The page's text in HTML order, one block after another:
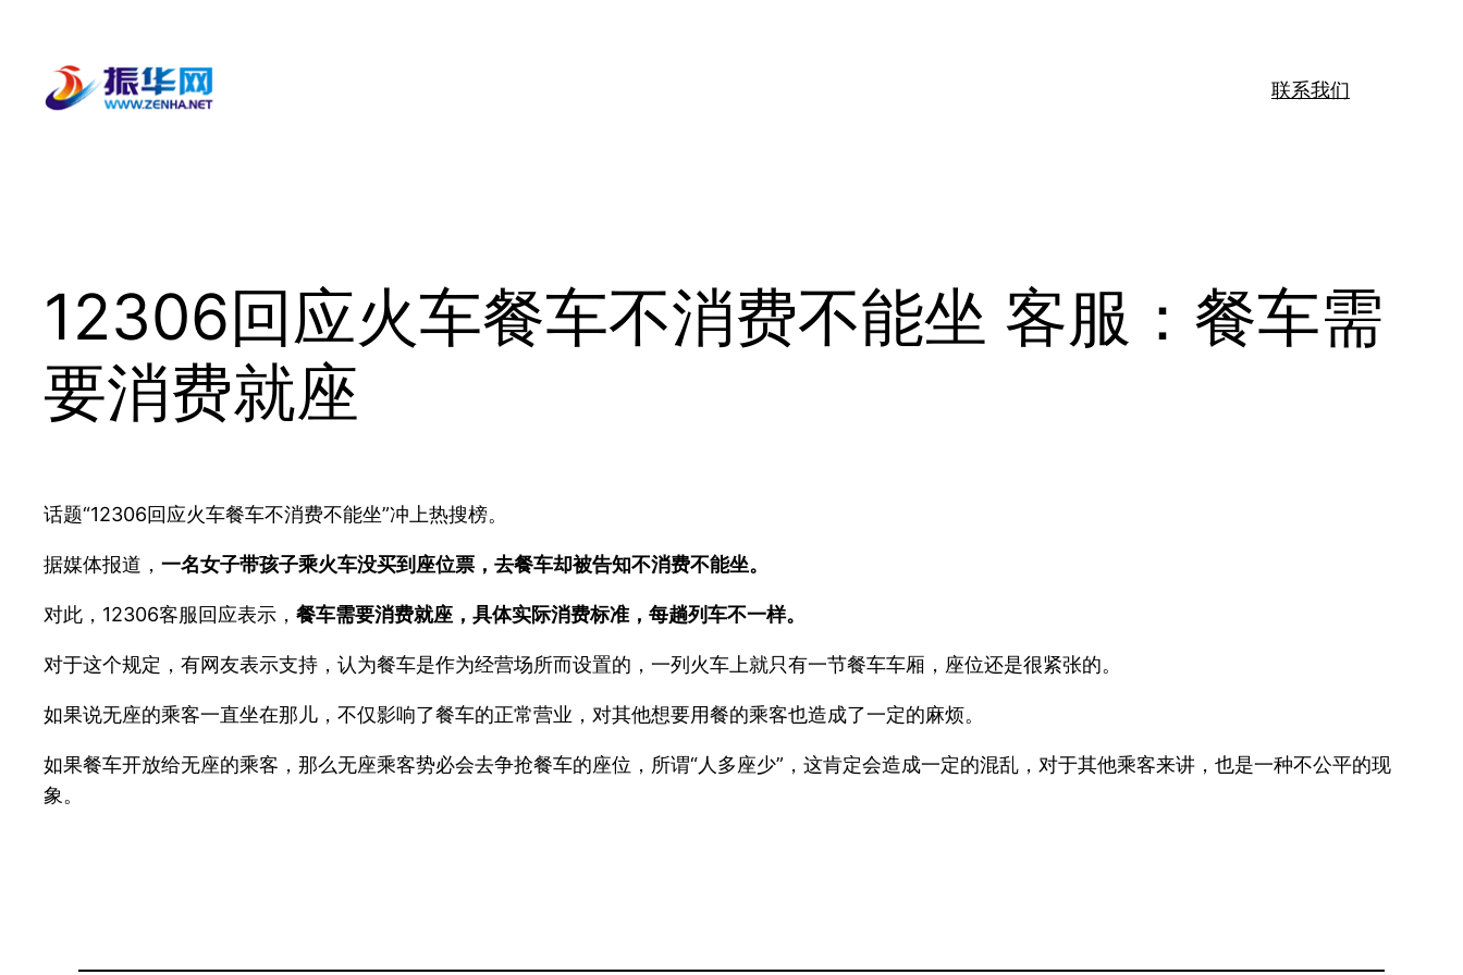
联系我们
12306回应火车餐车不消费不能坐 客服：餐车需
要消费就座
话题“12306回应火车餐车不消费不能坐”冲上热搜榜。
据媒体报道， 一名女子带孩子乘火车没买到座位票，去餐车却被告知不消费不能坐。
对此，12306客服回应表示， 餐车需要消费就座，具体实际消费标准，每趟列车不一样。
对于这个规定，有网友表示支持，认为餐车是作为经营场所而设置的，一列火车上就只有一节餐车车厢，座位还是很紧张的。
如果说无座的乘客一直坐在那儿，不仅影响了餐车的正常营业，对其他想要用餐的乘客也造成了一定的麻烦。
如果餐车开放给无座的乘客，那么无座乘客势必会去争抢餐车的座位，所谓“人多座少”，这肯定会造成一定的混乱，对于其他乘客来讲，也是一种不公平的现
象。